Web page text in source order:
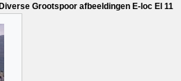
Grootspoor afbeeldingen E-loc El 11